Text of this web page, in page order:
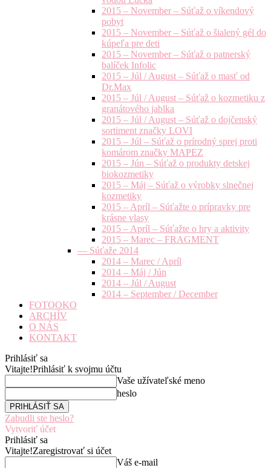
2015 – November – Súťaž o víkendový
pobyt
2015 – November – Súťaž o šialený gél do
kúpeľa pre deti
2015 – November – Súťaž o patnerský
balíček Infolic
2015 – Júl / August – Súťaž o masť od
Dr.Max
2015 – Júl / August – Súťaž o kozmetiku z
granátového jablka
2015 – Júl / August – Súťaž o dojčenský
sortiment značky LOVI
2015 – Júl – Súťaž o prírodný sprej proti
komárom značky MAPEZ
2015 – Jún – Súťaž o produkty detskej
biokozmetiky
2015 – Máj – Súťaž o výrobky slnečnej
kozmetiky
2015 – Apríl – Súťažte o prípravky pre
krásne vlasy
2015 – Apríl – Súťažte o hry a aktivity
2015 – Marec – FRAGMENT
— Súťaže 2014
2014 – Marec / Apríl
2014 – Máj / Jún
2014 – Júl / August
2014 – September / December
FOTOOKO
ARCHÍV
O NÁS
KONTAKT
Prihlásiť sa
Vitajte!Prihlásiť k svojmu účtu
Vaše užívateľské meno
heslo
Zabudli ste heslo?
Vytvoriť účet
Prihlásiť sa
Vitajte!Zaregistrovať si účet
Váš e-mail